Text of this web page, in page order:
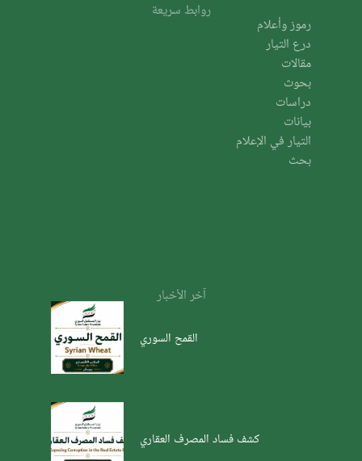
روابط سريعة
رموز وأعلام
درع التيار
مقالات
بحوث
دراسات
بيانات
التيار في الإعلام
بحث
آخر الأخبار
القمح السوري
كشف فساد المصرف العقاري